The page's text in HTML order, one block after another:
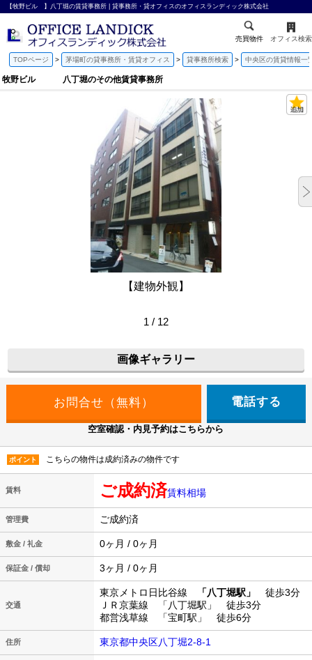
【牧野ビル 】八丁堀の賃貸事務所 | 貸事務所・貸オフィスのオフィスランディック株式会社
売買物件 オフィス検索
TOPページ 茅場町の貸事務所・賃貸オフィス 貸事務所検索 中央区の賃貸情報一
牧野ビル 八丁堀のその他賃貸事務所
【建物外観】
1 / 12
画像ギャラリー
電話する
空室確認・内見予約はこちらから
ポイント こちらの物件は成約済みの物件です
賃料 ご成約済賃料相場
管理費 ご成約済
敷金 / 礼金 0ヶ月 / 0ヶ月
保証金 / 償却 3ヶ月 / 0ヶ月
交通
東京メトロ日比谷線 「八丁堀駅」
徒歩3分
ＪＲ京葉線 「八丁堀駅」 徒歩3分
都営浅草線 「宝町駅」 徒歩6分
住所 東京都中央区八丁堀2-8-1